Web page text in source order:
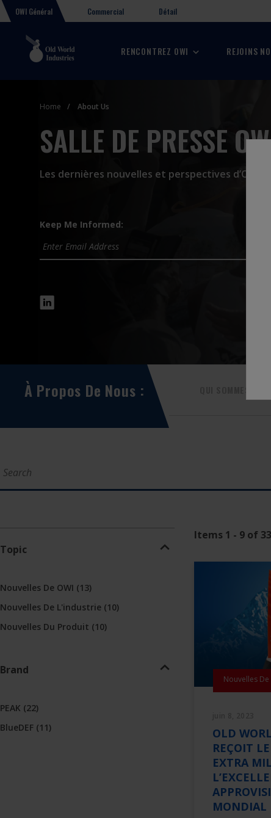
OWI Général Commercial Détail
RENCONTREZ OWI REJOINS
Home About Us
SALLE DE PRESSE
Les dernières nouvelles et perspectives d’Old
Keep Me Informed:
À Propos De Nous :
Topic
Nouvelles De OWI (13)
Nouvelles De L'industrie (10)
Nouvelles Du Produit (10)
Brand
PEAK (22)
BlueDEF (11)
Items 1 - 9 of 33
Nouvelles De
OLD
REÇOIT
EXTRA
MONDIAL